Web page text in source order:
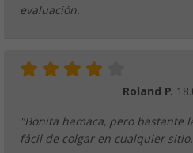
evaluación.
Roland P.
"Bonita hamaca, pero bastante
fácil de colgar en cualquier